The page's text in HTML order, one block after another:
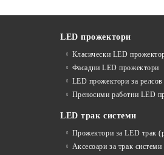
LED прожектори
Класически LED
Фасадни LED прожектори
LED прожектори за
Преносими работни LED
LED трак системи
Прожектори за LED трак
Аксесоари за трак системи